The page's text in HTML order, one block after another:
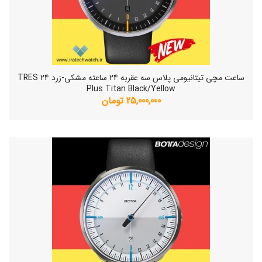
ساعت مچی تیتانیومی پلاس سه عقربه 24 ساعته مشکی-زرد TRES 24
Plus Titan Black/Yellow
25,000,000 تومان